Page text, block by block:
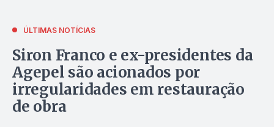
ÚLTIMAS NOTÍCIAS
Siron Franco e ex-presidentes da
Agepel são acionados por
irregularidades em restauração
de obra